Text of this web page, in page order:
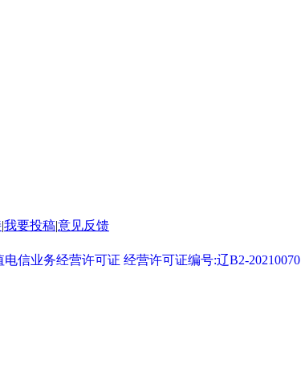
|我要投稿|意见反馈
信业务经营许可证 经营许可证编号:辽B2-20210070